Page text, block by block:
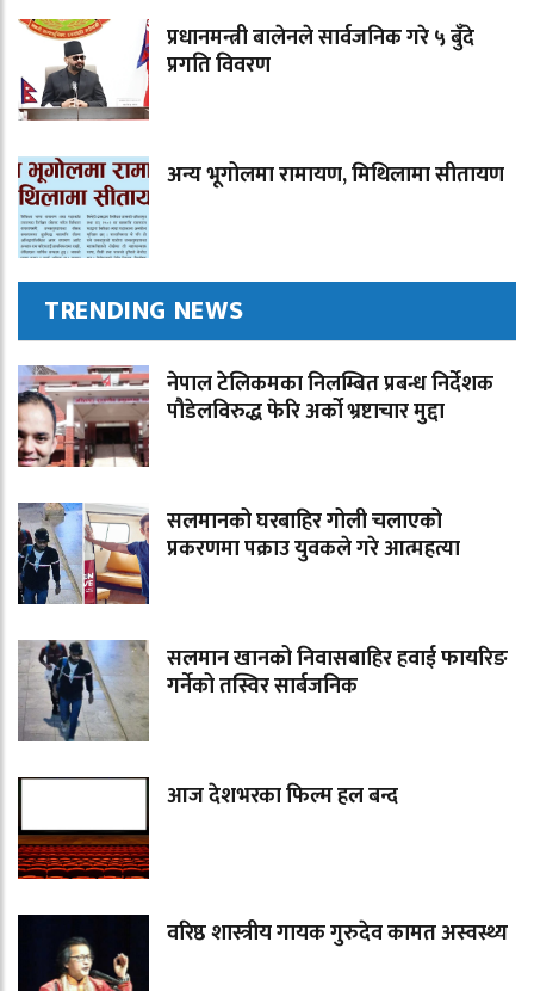
प्रधानमन्त्री बालेनले सार्वजनिक गरे ५ बुँदे
प्रगति विवरण
अन्य भूगोलमा रामायण, मिथिलामा सीतायण
TRENDING NEWS
नेपाल टेलिकमका निलम्बित प्रबन्ध निर्देशक
पौडेलविरुद्ध फेरि अर्को भ्रष्टाचार मुद्दा
सलमानको घरबाहिर गोली चलाएको
प्रकरणमा पक्राउ युवकले गरे आत्महत्या
सलमान खानको निवासबाहिर हवाई फायरिङ
गर्नेको तस्विर सार्बजनिक
आज देशभरका फिल्म हल बन्द
वरिष्ठ शास्त्रीय गायक गुरुदेव कामत अस्वस्थ्य